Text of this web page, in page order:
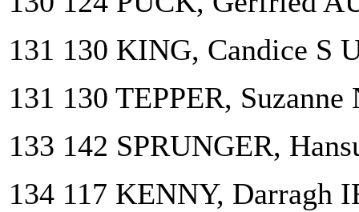
131 130 KING, Candice S
131 130 TEPPER, Suzanne
133 142 SPRUNGER,
134 117 KENNY, Darragh